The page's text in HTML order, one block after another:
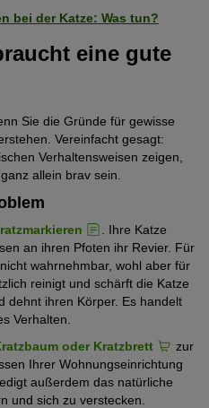
bei der Katze: Was tun?
eine gute
Sie die Gründe für gewisse
Vereinfacht gesagt:
Verhaltensweisen zeigen,
allein brav sein.
. Ihre Katze
an ihren Pfoten ihr Revier. Für
wahrnehmbar, wohl aber für
reinigt und schärft die Katze
dehnt ihren Körper. Es handelt
Verhalten.
oder Kratzbrett
zur
Ihrer Wohnungseinrichtung
außerdem das natürliche
und sich zu verstecken.